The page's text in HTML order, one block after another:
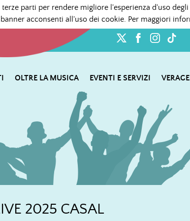
parti per rendere migliore l'esperienza d'uso
acconsenti all'uso dei cookie. Per maggiori
OLTRE LA MUSICA EVENTI E SERVIZI
2025 CASAL